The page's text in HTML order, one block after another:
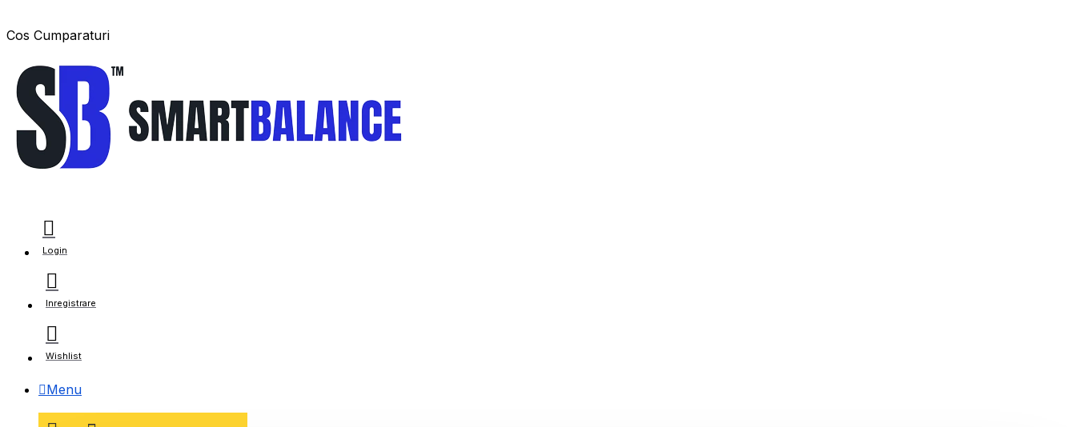
Cos Cumparaturi
Login
Inregistrare
Wishlist
Menu